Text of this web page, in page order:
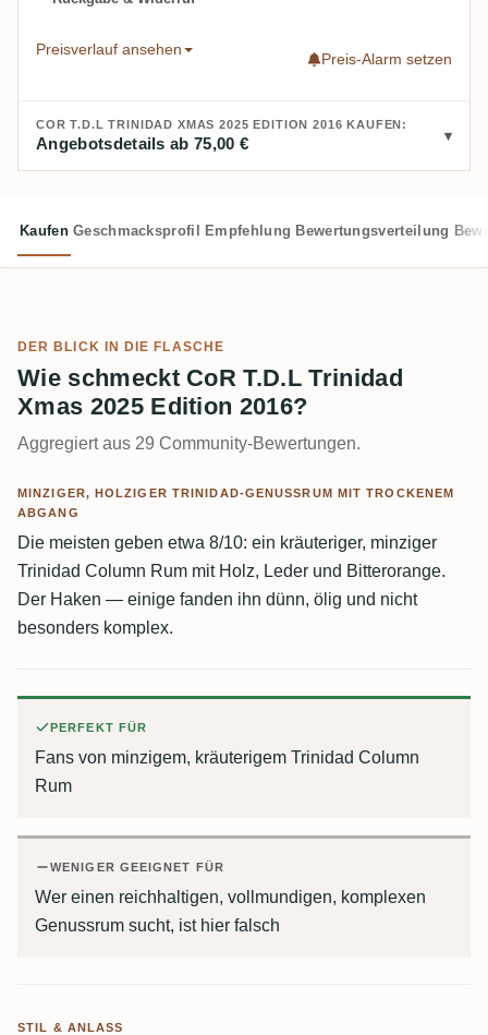
Preisverlauf ansehen
Preis-Alarm setzen
COR T.D.L TRINIDAD XMAS 2025 EDITION 2016 KAUFEN:
Angebotsdetails ab 75,00 €
Kaufen Geschmacksprofil Empfehlung Bewertungsverteilung
DER BLICK IN DIE FLASCHE
Wie schmeckt CoR T.D.L Trinidad
Xmas 2025 Edition 2016?
Aggregiert aus 29 Community-Bewertungen.
MINZIGER, HOLZIGER TRINIDAD-GENUSSRUM MIT TROCKENEM
ABGANG
Die meisten geben etwa 8/10: ein kräuteriger, minziger
Trinidad Column Rum mit Holz, Leder und Bitterorange.
Der Haken — einige fanden ihn dünn, ölig und nicht
besonders komplex.
PERFEKT FÜR
Fans von minzigem, kräuterigem Trinidad Column
Rum
WENIGER GEEIGNET FÜR
Wer einen reichhaltigen, vollmundigen, komplexen
Genussrum sucht, ist hier falsch
STIL & ANLASS